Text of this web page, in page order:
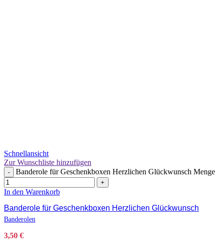
Schnellansicht
Zur Wunschliste hinzufügen
- Banderole für Geschenkboxen Herzlichen Glückwunsch Menge
+
In den Warenkorb
Banderole für Geschenkboxen Herzlichen Glückwunsch
Banderolen
3,50 €